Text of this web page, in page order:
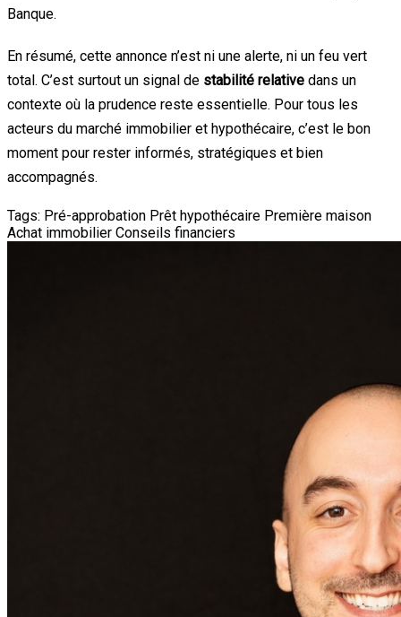
Banque.
En résumé, cette annonce n’est ni une alerte, ni un feu vert
total. C’est surtout un signal de stabilité relative dans un
contexte où la prudence reste essentielle. Pour tous les
acteurs du marché immobilier et hypothécaire, c’est le bon
moment pour rester informés, stratégiques et bien
accompagnés.
Tags: Pré-approbation Prêt hypothécaire Première maison
Achat immobilier Conseils financiers